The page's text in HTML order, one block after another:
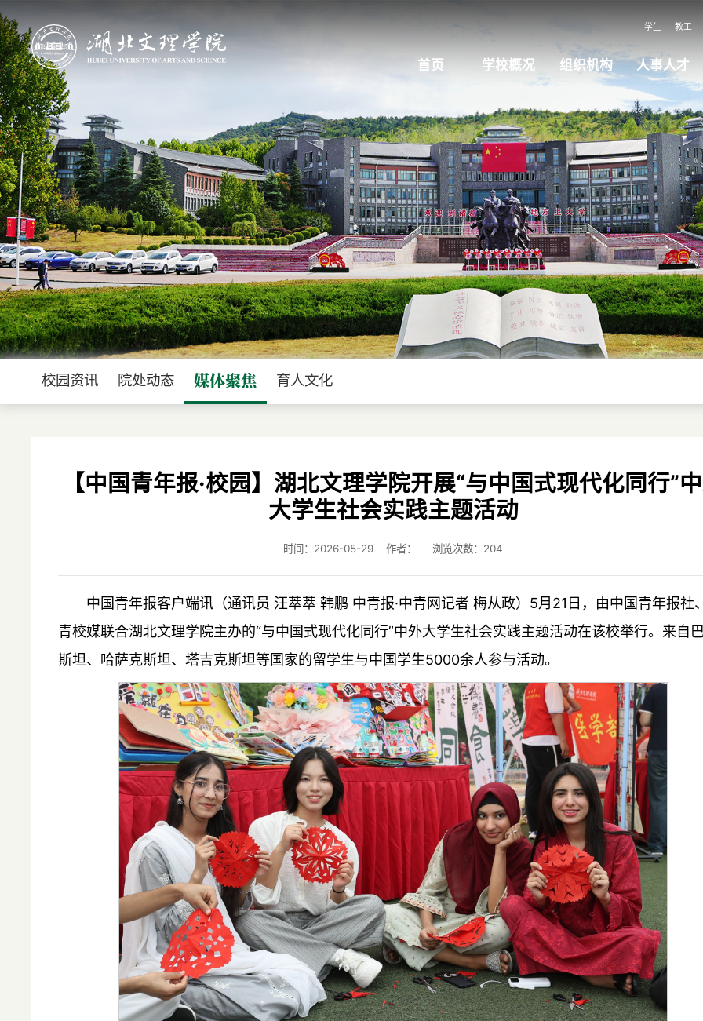
学生 教工
首页 学校概况 组织机构 人事人才
校园资讯 院处动态 媒体聚焦 育人文化
【中国青年报·校园】湖北文理学院开展“与中国式现代化同行”
大学生社会实践主题活动
时间：2026-05-29 作者： 浏览次数： 204
中国青年报客户端讯（通讯员 汪萃萃 韩鹏 中青报·中青网记者 梅从政）5月21日，由中国青年报社
青校媒联合湖北文理学院主办的“与中国式现代化同行”中外大学生社会实践主题活动在该校举行。来自
斯坦、哈萨克斯坦、塔吉克斯坦等国家的留学生与中国学生5000余人参与活动。